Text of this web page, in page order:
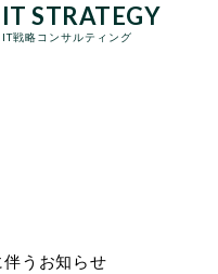
IT STRATEGY
IT戦略コンサルティング
うお知らせ